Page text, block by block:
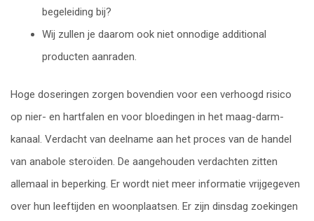
begeleiding bij?
Wij zullen je daarom ook niet onnodige additional
producten aanraden.
Hoge doseringen zorgen bovendien voor een verhoogd risico
op nier- en hartfalen en voor bloedingen in het maag-darm-
kanaal. Verdacht van deelname aan het proces van de handel
van anabole steroïden. De aangehouden verdachten zitten
allemaal in beperking. Er wordt niet meer informatie vrijgegeven
over hun leeftijden en woonplaatsen. Er zijn dinsdag zoekingen